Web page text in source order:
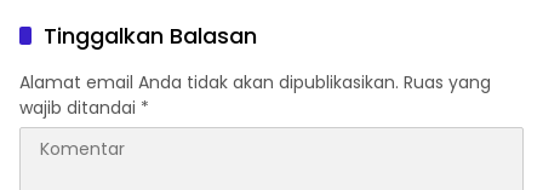
Tinggalkan Balasan
Alamat email Anda tidak akan dipublikasikan. Ruas yang
wajib ditandai *